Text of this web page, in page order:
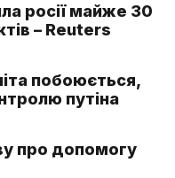
росії майже 30
– Reuters
побоюється,
путіна
про допомогу